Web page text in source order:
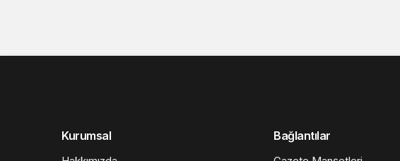
Kurumsal Bağlantılar